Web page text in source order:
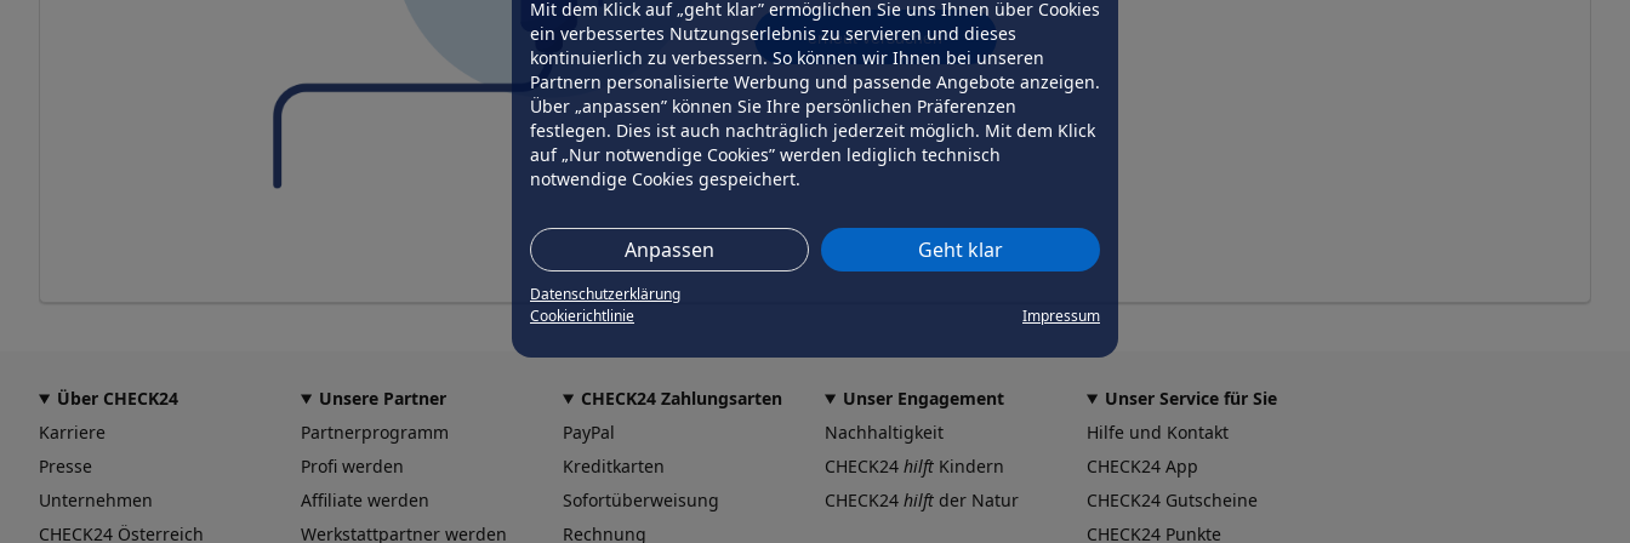
Mit dem Klick auf „geht klar” ermöglichen Sie uns Ihnen über Cookies
ein verbessertes Nutzungserlebnis zu servieren und dieses
kontinuierlich zu verbessern. So können wir Ihnen bei unseren
Partnern personalisierte Werbung und passende Angebote anzeigen.
Über „anpassen” können Sie Ihre persönlichen Präferenzen
festlegen. Dies ist auch nachträglich jederzeit möglich. Mit dem Klick
auf „Nur notwendige Cookies” werden lediglich technisch
notwendige Cookies gespeichert.
Anpassen Geht klar
Datenschutzerklärung
Cookierichtlinie
Impressum
erneut versuchen
Über CHECK24
Karriere
Presse
Unternehmen
CHECK24 Österreich
Unsere Partner
Partnerprogramm
Profi werden
Affiliate werden
Werkstattpartner werden
CHECK24 Zahlungsarten
PayPal
Kreditkarten
Sofortüberweisung
Rechnung
Unser Engagement
Nachhaltigkeit
CHECK24 hilft Kindern
CHECK24 hilft der Natur
Unser Service für Sie
Hilfe und Kontakt
CHECK24 App
CHECK24 Gutscheine
CHECK24 Punkte